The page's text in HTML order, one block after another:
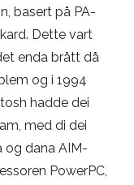
basert på PA-
Dette vart
enda brått då
og i 1994
hadde dei
med di dei
og dana AIM-
PowerPC,